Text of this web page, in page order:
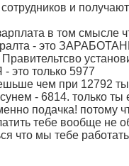
и
в том смысле
- это
только 5977
чем при 12792
- 6814. только ты
подачка! потому
тебе вообще не
что мы тебе